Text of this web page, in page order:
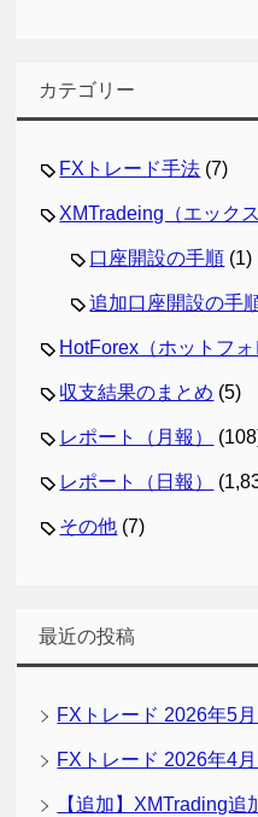
カテゴリー
FXトレード手法 (7)
XMTradeing（エックス
口座開設の手順 (1)
追加口座開設の手
HotForex（ホットフォ
収支結果のまとめ (5)
レポート（月報）
レポート（日報）
その他 (7)
最近の投稿
FXトレード 2026年5月
FXトレード 2026年4月
【追加】XMTrading追